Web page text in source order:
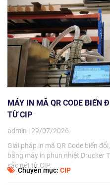
MÁY IN MÃ QR CODE BIẾN
TỪ CIP
admin | 29/07/2026
Giải pháp in mã QR Code biến
bằng máy in phun nhiệt Drucker
sắc nét từ CIP.
Chuyên mục: CIP